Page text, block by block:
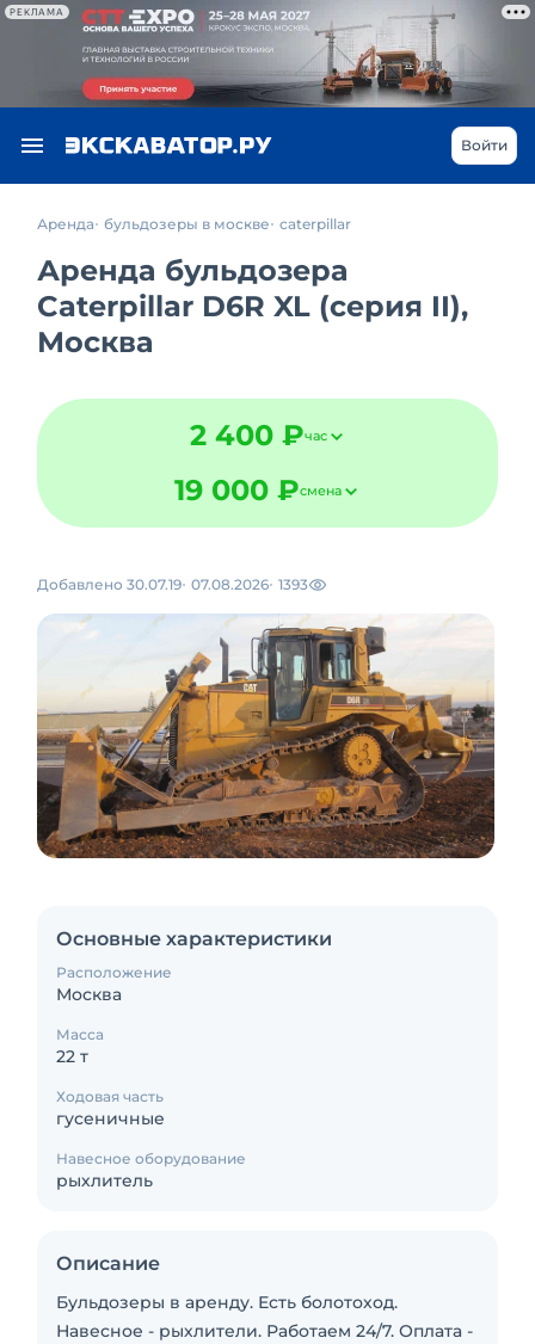
РЕКЛАМА
Войти
Аренда бульдозеры в москве caterpillar
Аренда бульдозера
Caterpillar D6R XL (серия II),
Москва
2 400 ₽час
19 000 ₽смена
Добавлено 30.07.19 07.08.2026 1393
Основные характеристики
Расположение
Москва
Масса
22 т
Ходовая часть
гусеничные
Навесное оборудование
рыхлитель
Описание
Бульдозеры в аренду. Есть болотоход.
Навесное - рыхлители. Работаем 24/7. Оплата -